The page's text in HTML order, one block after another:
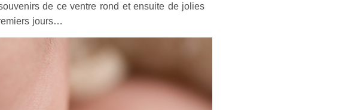
de ce ventre rond et ensuite de jolies
jours…